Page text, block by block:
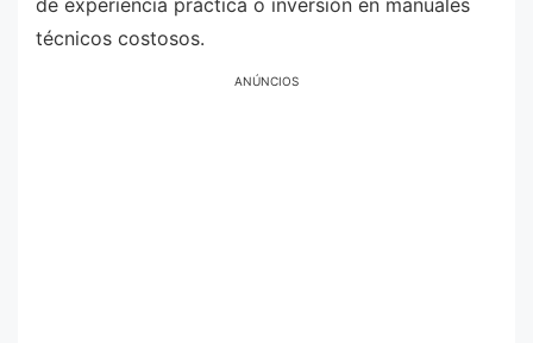
de experiencia práctica o inversión en manuales
técnicos costosos.
ANÚNCIOS